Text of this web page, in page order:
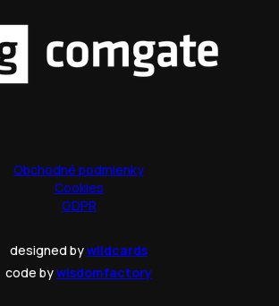
Obchodné podmienky
Cookies
GDPR
designed bywildcards
code bywisdomfactory